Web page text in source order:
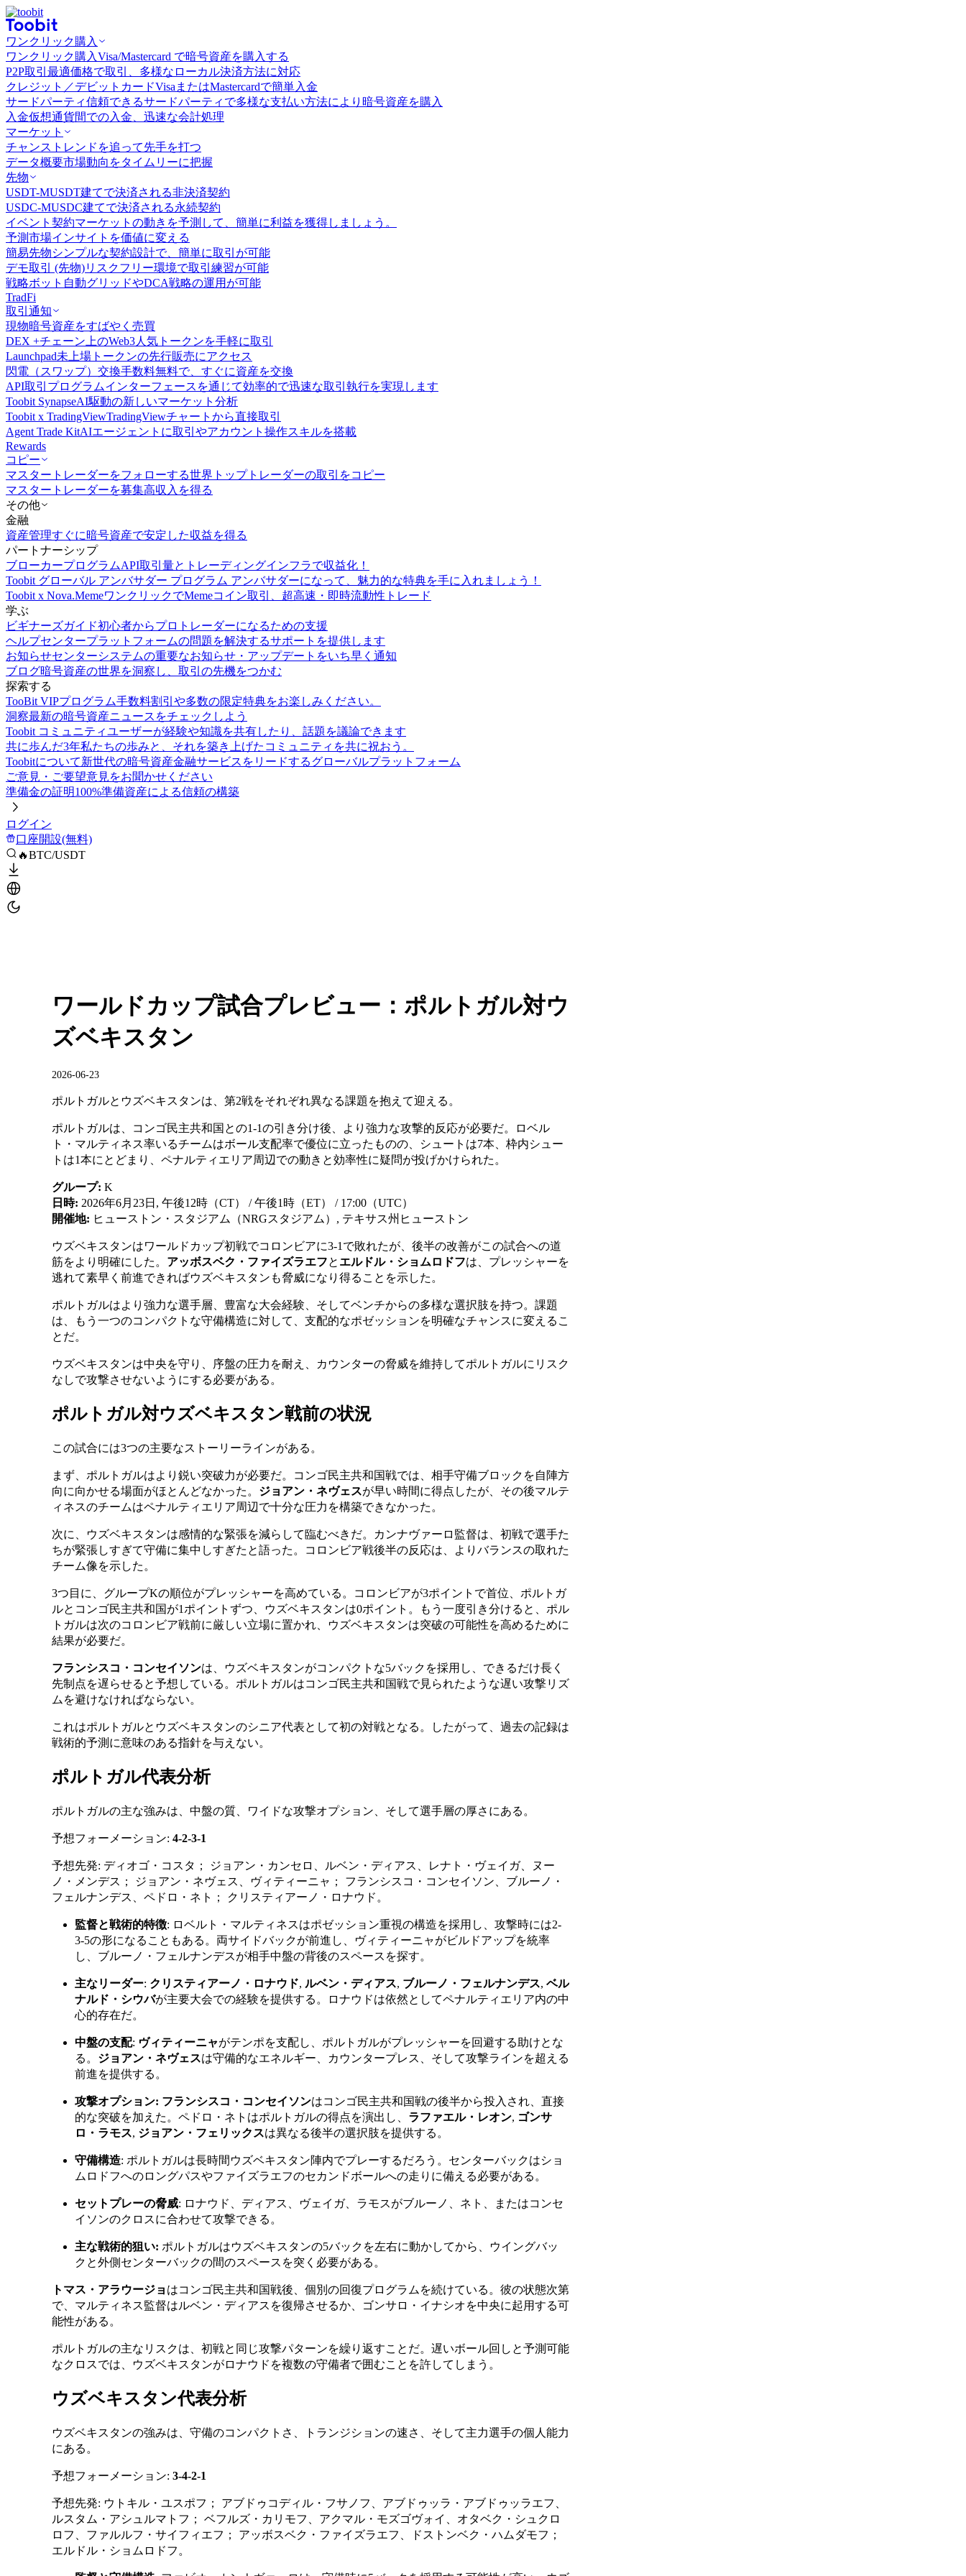
ワンクリック購入
ワンクリック購入Visa/Mastercard で暗号資産を購入する
P2P取引 最適価格で取引、多様なローカル決済方法に対応
クレジット／デビットカードVisaまたはMastercardで簡単入金
サードパーティ信頼できるサードパーティで多様な支払い方法により暗号資産を購入
入金仮想通貨間での入金、迅速な会計処理
マーケット
チャンス トレンドを追って先手を打つ
データ概要市場動向をタイムリーに把握
先物
USDT-MUSDT建てで決済される非決済契約
USDC-MUSDC建てで決済される永続契約
イベント契約マーケットの動きを予測して、簡単に利益を獲得しましょう。
予測市場インサイトを価値に変える
簡易先物シンプルな契約設計で、簡単に取引が可能
デモ取引 (先物)リスクフリー環境で取引練習が可能
戦略ボット 自動グリッドやDCA戦略の運用が可能
TradFi
取引通知
現物暗号資産をすばやく売買
DEX +チェーン上のWeb3人気トークンを手軽に取引
Launchpad未上場トークンの先行販売にアクセス
閃電（スワップ）交換手数料無料で、すぐに資産を交換
API取引 プログラムインターフェースを通じて効率的で迅速な取引執行を実現します
Toobit SynapseAI駆動の新しいマーケット分析
Toobit x TradingViewTradingViewチャートから直接取引
Agent Trade KitAIエージェントに取引やアカウント操作スキルを搭載
Rewards
コピー
マスタートレーダーをフォローする世界トップトレーダーの取引をコピー
マスタートレーダーを募集高収入を得る
その他
金融
資産管理すぐに暗号資産で安定した収益を得る
パートナーシップ
ブローカープログラムAPI取引量とトレーディングインフラで収益化！
Toobit グローバル アンバサダー プログラム アンバサダーになって、魅力的な特典を手に入れましょう！
Toobit x Nova.MemeワンクリックでMemeコイン取引、超高速・即時流動性トレード
学ぶ
ビギナーズガイド初心者からプロトレーダーになるための支援
ヘルプセンタープラットフォームの問題を解決するサポートを提供します
お知らせセンターシステムの重要なお知らせ・アップデートをいち早く通知
ブログ暗号資産の世界を洞察し、取引の先機をつかむ
探索する
TooBit VIPプログラム手数料割引や多数の限定特典をお楽しみください。
洞察最新の暗号資産ニュースをチェックしよう
Toobit コミュニティユーザーが経験や知識を共有したり、話題を議論できます
共に歩んだ3年私たちの歩みと、それを築き上げたコミュニティを共に祝おう。
Toobitについて新世代の暗号資産金融サービスをリードするグローバルプラットフォーム
ご意見・ご要望意見をお聞かせください
準備金の証明100%準備資産による信頼の構築
ログイン
口座開設(無料)
🔥BTC/USDT
ワールドカップ試合プレビュー：ポルトガル対ウ
ズベキスタン
2026-06-23
ポルトガルとウズベキスタンは、第2戦をそれぞれ異なる課題を抱えて迎える。
ポルトガルは、コンゴ民主共和国との1-1の引き分け後、より強力な攻撃的反応が必要だ。ロベル
ト・マルティネス率いるチームはボール支配率で優位に立ったものの、シュートは7本、枠内シュー
トは1本にとどまり、ペナルティエリア周辺での動きと効率性に疑問が投げかけられた。
グループ: K
日時: 2026年6月23日, 午後12時（CT） / 午後1時（ET） / 17:00（UTC）
開催地: ヒューストン・スタジアム（NRGスタジアム）, テキサス州ヒューストン
ウズベキスタンはワールドカップ初戦でコロンビアに3-1で敗れたが、後半の改善がこの試合への道
筋をより明確にした。 アッボスベク・ファイズラエフと エルドル・ショムロドフは、プレッシャーを
逃れて素早く前進できればウズベキスタンも脅威になり得ることを示した。
ポルトガルはより強力な選手層、豊富な大会経験、そしてベンチからの多様な選択肢を持つ。課題
は、もう一つのコンパクトな守備構造に対して、支配的なポゼッションを明確なチャンスに変えるこ
とだ。
ウズベキスタンは中央を守り、序盤の圧力を耐え、カウンターの脅威を維持してポルトガルにリスク
なしで攻撃させないようにする必要がある。
ポルトガル対ウズベキスタン戦前の状況
この試合には3つの主要なストーリーラインがある。
まず、ポルトガルはより鋭い突破力が必要だ。コンゴ民主共和国戦では、相手守備ブロックを自陣方
向に向かせる場面がほとんどなかった。 ジョアン・ネヴェスが早い時間に得点したが、その後マルテ
ィネスのチームはペナルティエリア周辺で十分な圧力を構築できなかった。
次に、ウズベキスタンは感情的な緊張を減らして臨むべきだ。カンナヴァーロ監督は、初戦で選手た
ちが緊張しすぎて守備に集中しすぎたと語った。コロンビア戦後半の反応は、よりバランスの取れた
チーム像を示した。
3つ目に、グループKの順位がプレッシャーを高めている。コロンビアが3ポイントで首位、ポルトガ
ルとコンゴ民主共和国が1ポイントずつ、ウズベキスタンは0ポイント。もう一度引き分けると、ポル
トガルは次のコロンビア戦前に厳しい立場に置かれ、ウズベキスタンは突破の可能性を高めるために
結果が必要だ。
フランシスコ・コンセイソンは、ウズベキスタンがコンパクトな5バックを採用し、できるだけ長く
先制点を遅らせると予想している。ポルトガルはコンゴ民主共和国戦で見られたような遅い攻撃リズ
ムを避けなければならない。
これはポルトガルとウズベキスタンのシニア代表として初の対戦となる。したがって、過去の記録は
戦術的予測に意味のある指針を与えない。
ポルトガル代表分析
ポルトガルの主な強みは、中盤の質、ワイドな攻撃オプション、そして選手層の厚さにある。
予想フォーメーション: 4-2-3-1
予想先発: ディオゴ・コスタ； ジョアン・カンセロ、ルベン・ディアス、レナト・ヴェイガ、ヌー
ノ・メンデス； ジョアン・ネヴェス、ヴィティーニャ； フランシスコ・コンセイソン、ブルーノ・
フェルナンデス、ペドロ・ネト； クリスティアーノ・ロナウド。
監督と戦術的特徴: ロベルト・マルティネスはポゼッション重視の構造を採用し、攻撃時には2-
3-5の形になることもある。両サイドバックが前進し、ヴィティーニャがビルドアップを統率
し、ブルーノ・フェルナンデスが相手中盤の背後のスペースを探す。
主なリーダー: クリスティアーノ・ロナウド, ルベン・ディアス, ブルーノ・フェルナンデス, ベル
ナルド・シウバが主要大会での経験を提供する。ロナウドは依然としてペナルティエリア内の中
心的存在だ。
中盤の支配: ヴィティーニャがテンポを支配し、ポルトガルがプレッシャーを回避する助けとな
る。 ジョアン・ネヴェスは守備的なエネルギー、カウンタープレス、そして攻撃ラインを超える
前進を提供する。
攻撃オプション: フランシスコ・コンセイソンはコンゴ民主共和国戦の後半から投入され、直接
的な突破を加えた。ペドロ・ネトはポルトガルの得点を演出し、 ラファエル・レオン, ゴンサ
ロ・ラモス, ジョアン・フェリックスは異なる後半の選択肢を提供する。
守備構造: ポルトガルは長時間ウズベキスタン陣内でプレーするだろう。センターバックはショ
ムロドフへのロングパスやファイズラエフのセカンドボールへの走りに備える必要がある。
セットプレーの脅威: ロナウド、ディアス、ヴェイガ、ラモスがブルーノ、ネト、またはコンセ
イソンのクロスに合わせて攻撃できる。
主な戦術的狙い: ポルトガルはウズベキスタンの5バックを左右に動かしてから、ウイングバッ
クと外側センターバックの間のスペースを突く必要がある。
トマス・アラウージョ はコンゴ民主共和国戦後、個別の回復プログラムを続けている。彼の状態次第
で、マルティネス監督はルベン・ディアスを復帰させるか、ゴンサロ・イナシオを中央に起用する可
能性がある。
ポルトガルの主なリスクは、初戦と同じ攻撃パターンを繰り返すことだ。遅いボール回しと予測可能
なクロスでは、ウズベキスタンがロナウドを複数の守備者で囲むことを許してしまう。
ウズベキスタン代表分析
ウズベキスタンの強みは、守備のコンパクトさ、トランジションの速さ、そして主力選手の個人能力
にある。
予想フォーメーション: 3-4-2-1
予想先発: ウトキル・ユスポフ； アブドゥコディル・フサノフ、アブドゥッラ・アブドゥッラエフ、
ルスタム・アシュルマトフ； ベフルズ・カリモフ、アクマル・モズゴヴォイ、オタベク・シュクロ
ロフ、ファルルフ・サイフィエフ； アッボスベク・ファイズラエフ、ドストンベク・ハムダモフ；
エルドル・ショムロドフ。